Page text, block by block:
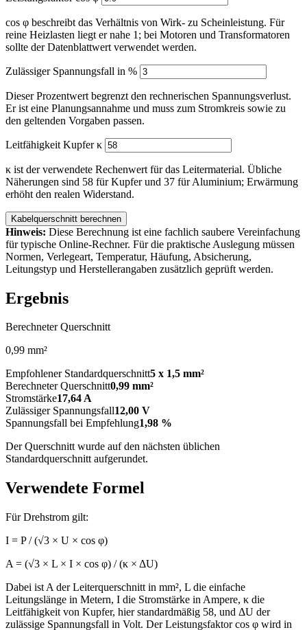
Aluminium-Rechner
Watt berechnen
Strom berechnen
Photovoltaik-Rechner
Rechner im Fokus
Kabelquerschnitt, Strom, Leistung, Spannung und Tabellen schnell
Alle Rechner ansehen →
🇩🇪 Deutsch
🇬🇧 🇵🇹 🇪🇸 🇫🇷 🇵🇱
cos φ beschreibt das Verhältnis von Wirk- zu Scheinleistung. Für
reine Heizlasten liegt er nahe 1; bei Motoren und Transformatoren
sollte der Datenblattwert verwendet werden.
Zulässiger Spannungsfall in %
Dieser Prozentwert begrenzt den rechnerischen Spannungsverlust.
Er ist eine Planungsannahme und muss zum Stromkreis sowie zu
den geltenden Vorgaben passen.
Leitfähigkeit Kupfer κ
κ ist der verwendete Rechenwert für das Leitermaterial. Übliche
Näherungen sind 58 für Kupfer und 37 für Aluminium; Erwärmung
erhöht den realen Widerstand.
Kabelquerschnitt berechnen
Hinweis: Diese Berechnung ist eine fachlich saubere Vereinfachung
für typische Online-Rechner. Für die praktische Auslegung müssen
Normen, Verlegeart, Temperatur, Häufung, Absicherung,
Leitungstyp und Herstellerangaben zusätzlich geprüft werden.
Ergebnis
Berechneter Querschnitt
0,99 mm²
Empfohlener Standardquerschnitt5 x 1,5 mm²
Berechneter Querschnitt0,99 mm²
Stromstärke17,64 A
Zulässiger Spannungsfall12,00 V
Spannungsfall bei Empfehlung1,98 %
Der Querschnitt wurde auf den nächsten üblichen
Standardquerschnitt aufgerundet.
Verwendete Formel
Für Drehstrom gilt:
I = P / (√3 × U × cos φ)
A = (√3 × L × I × cos φ) / (κ × ΔU)
Dabei ist A der Leiterquerschnitt in mm², L die einfache
Leitungslänge in Metern, I die Stromstärke in Ampere, κ die
Leitfähigkeit von Kupfer, hier standardmäßig 58, und ΔU der
zulässige Spannungsfall in Volt. Der Leistungsfaktor cos φ wird in